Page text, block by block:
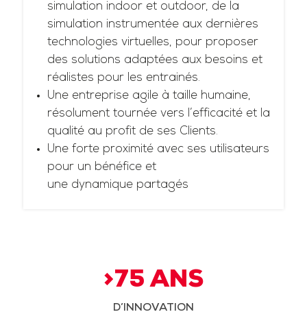
simulation indoor et outdoor, de la
simulation instrumentée aux dernières
technologies virtuelles, pour proposer
des solutions adaptées aux besoins et
réalistes pour les entrainés.
Une entreprise agile à taille humaine,
résolument tournée vers l’efficacité et la
qualité au profit de ses Clients.
Une forte proximité avec ses utilisateurs
pour un bénéfice et
une dynamique partagés
>75 ANS
D’INNOVATION